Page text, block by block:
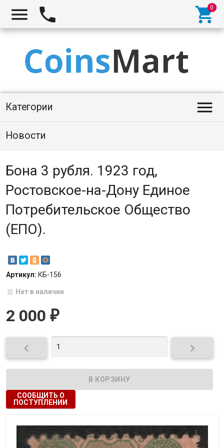
  
Категории 
Новости
Бона 3 рубля. 1923 год,
Ростовское-на-Дону Единое
Потребительское Общество
(ЕПО).
Артикул: КБ-156
Нет в наличии
2 000 ₽
 
СООБЩИТЬ О
ПОСТУПЛЕНИИ